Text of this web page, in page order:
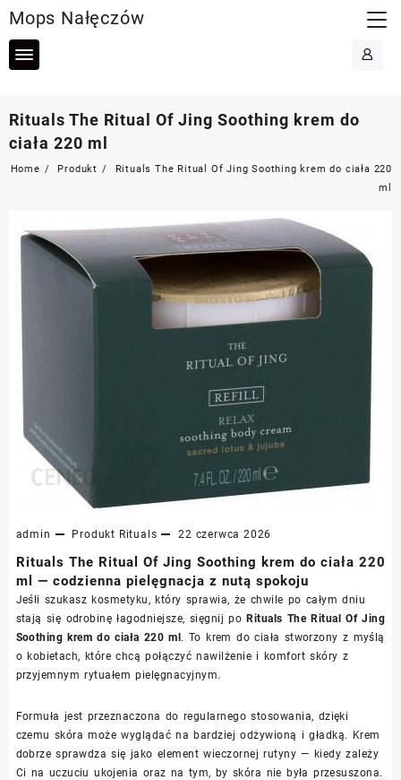
to
content
Mops Nałęczów
Rituals The Ritual Of Jing Soothing krem do
ciała 220 ml
Home Produkt
Rituals The Ritual Of Jing Soothing krem do ciała 220
ml
admin Produkt Rituals 22 czerwca 2026
Rituals The Ritual Of Jing Soothing krem do ciała 220
ml — codzienna pielęgnacja z nutą spokoju
Jeśli szukasz kosmetyku, który sprawia, że chwile po całym dniu
stają się odrobinę łagodniejsze, sięgnij poRituals The Ritual Of Jing
Soothing krem do ciała 220 ml. To krem do ciała stworzony z myślą
o kobietach, które chcą połączyć nawilżenie i komfort skóry z
przyjemnym rytuałem pielęgnacyjnym.
Formuła jest przeznaczona do regularnego stosowania, dzięki
czemu skóra może wyglądać na bardziej odżywioną i gładką. Krem
dobrze sprawdza się jako element wieczornej rutyny — kiedy zależy
Ci na uczuciu ukojenia oraz na tym, by skóra nie była przesuszona.